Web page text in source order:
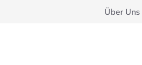
Über Uns